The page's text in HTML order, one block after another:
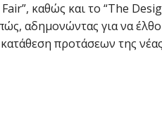
καθώς και το “The
αδημονώντας για να
προτάσεων της νέας